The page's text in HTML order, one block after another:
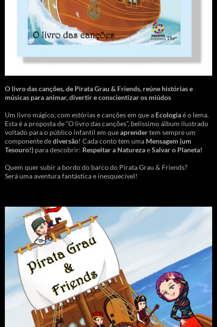
O livro das canções,de Pirata Grau & Friends, reúne histórias e
músicas para animar, divertir e conscientizar os miúdos
Um livro mágico, com estórias e canções em que a Ecologiaé o lema.
Esta é a proposta de “O livro das canções”, belíssimo álbum ilustrado
voltado para o público infantil em queaprendertem sempre um
componente dediversão! Cada conto tem uma Mensagem (um
Tesouro!) para descobrir: Respeitar a NaturezaeSalvar o Planeta!
Quem quer subir a bordo do barco do Pirata Grau & Friends?
Será uma aventura fantástica e inesquecível!